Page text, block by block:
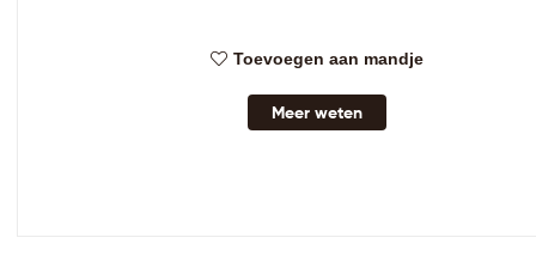
Toevoegen aan mandje
Meer weten